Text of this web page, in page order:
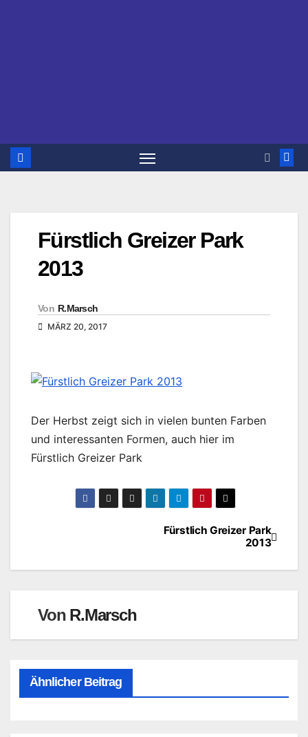
Fürstlich Greizer Park
2013
Von R.Marsch
MÄRZ 20, 2017
Der Herbst zeigt sich in vielen bunten Farben
und interessanten Formen, auch hier im
Fürstlich Greizer Park
BeitragsnavigationFürstlich Greizer Park
2013
Von R.Marsch
Ähnlicher Beitrag